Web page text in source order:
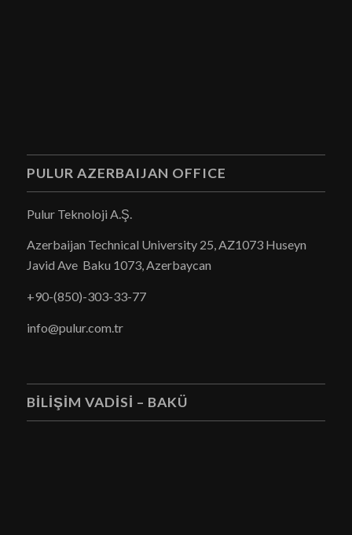
PULUR AZERBAIJAN OFFICE
Pulur Teknoloji A.Ş.
Azerbaijan Technical University 25, AZ1073 Huseyn
Javid Ave Baku 1073, Azerbaycan
+90-(850)-303-33-77
info@pulur.com.tr
BİLİŞİM VADİSİ – BAKÜ